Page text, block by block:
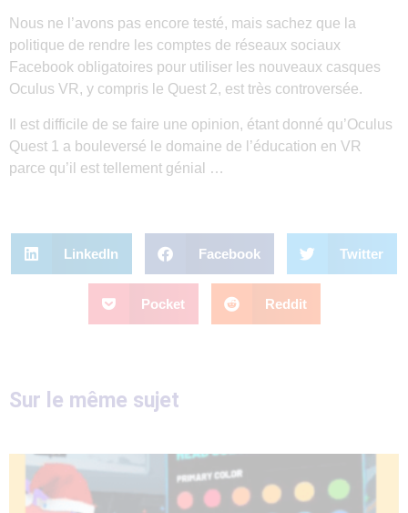
Nous ne l’avons pas encore testé, mais sachez que la
politique de rendre les comptes de réseaux sociaux
Facebook obligatoires pour utiliser les nouveaux casques
Oculus VR, y compris le Quest 2, est très controversée.
Il est difficile de se faire une opinion, étant donné qu’Oculus
Quest 1 a bouleversé le domaine de l’éducation en VR
parce qu’il est tellement génial …
LinkedIn Facebook Twitter
Pocket Reddit
Sur le même sujet